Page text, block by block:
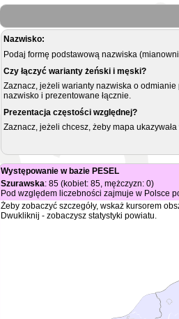
Nazwisko:
Podaj formę podstawową nazwiska
Czy łączyć warianty żeński i męski?
Zaznacz, jeżeli warianty nazwiska o odmianie
nazwisko i prezentowane łącznie.
Prezentacja częstości względnej?
Zaznacz, jeżeli chcesz, żeby mapa
Występowanie w bazie PESEL
Szurawska: 85 (kobiet: 85, mężczyzn: 0)
Pod względem liczebności zajmuje w Polsce
Żeby zobaczyć szczegóły, wskaż kursorem
Dwukliknij - zobaczysz statystyki powiatu.